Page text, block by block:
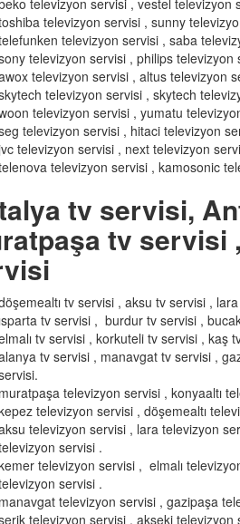
televizyon servisi , vestel televizyon
televizyon servisi , sunny
televizyon servisi , saba
televizyon servisi , philips televizyon
televizyon servisi , altus televizyon
televizyon servisi , skytech
televizyon servisi , yumatu
televizyon servisi , hitaci televizyon
televizyon servisi , next televizyon
televizyon servisi , kamosonic
tv servisi,
tv servisi
tv servisi , aksu tv servisi ,
ısparta tv servisi , burdur tv servisi ,
tv servisi , korkuteli tv servisi , kaş
tv servisi , manavgat tv servisi ,
muratpaşa televizyon servisi , konyaaltı
televizyon servisi , döşemealtı
televizyon servisi , lara televizyon
servisi .
televizyon servisi , elmalı
servisi .
manavgat televizyon servisi , gazipaşa
televizyon servisi , akseki